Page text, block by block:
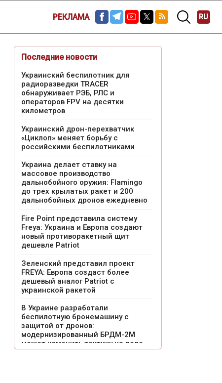
РЕКЛАМА RU
Последние новости
Украинский беспилотник для
радиоразведки TRACER
обнаруживает РЭБ, РЛС и
операторов FPV на десятки
километров
Украинский дрон-перехватчик
«Циклоп» меняет борьбу с
российскими беспилотниками
Украина делает ставку на
массовое производство
дальнобойного оружия: Flamingo
до трех крылатых ракет и 200
дальнобойных дронов ежедневно
Fire Point представила систему
Freya: Украина и Европа создают
новый противоракетный щит
дешевле Patriot
Зеленский представил проект
FREYA: Европа создаст более
дешевый аналог Patriot с
украинской ракетой
В Украине разработали
беспилотную бронемашину с
защитой от дронов:
модернизированный БРДМ-2М
может изменить тактику на поле
боя